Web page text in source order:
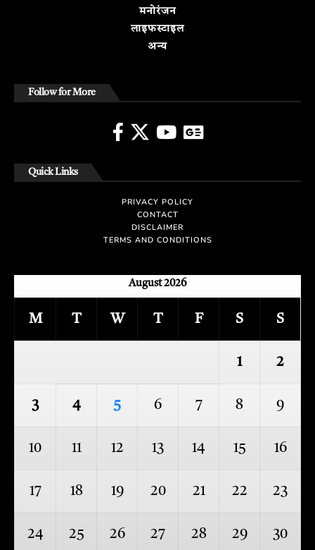
मनोरंजन
लाइफस्टाइल
अन्य
Follow for More
Quick Links
PRIVACY POLICY
CONTACT
DISCLAIMER
TERMS AND CONDITIONS
August 2026
M T W T F S S
1 2
3 4 5 6 7 8 9
10 11 12 13 14 15 16
17 18 19 20 21 22 23
24 25 26 27 28 29 30